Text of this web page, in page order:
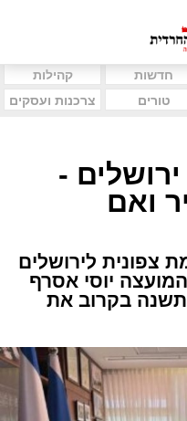
חדשות
קהילות
טורים צרכנות ועסקים
-
ואם
צפונית לירושלים
יוסי אסרף
בקרוב את